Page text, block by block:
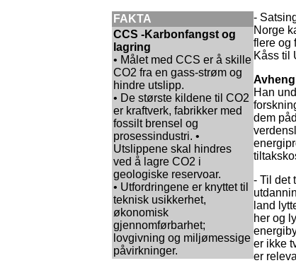
FAKTA
CCS -Karbonfangst og
lagring
• Målet med CCS er å skille
CO2 fra en gass-strøm og
hindre utslipp.
• De største kildene til CO2
er kraftverk, fabrikker med
fossilt brensel og
prosessindustri. •
Utslippene skal hindres
ved å lagre CO2 i
geologiske reservoar.
• Utfordringene er knyttet til
teknisk usikkerhet,
økonomisk
gjennomførbarhet;
lovgivning og miljømessige
påvirkninger.
-
Norge
flere og
Kåss til
Han
dem
- Til det
land
her og
er ikke
er